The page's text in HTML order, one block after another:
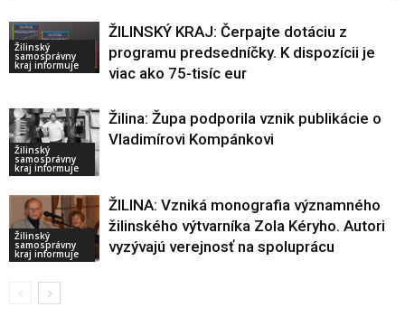
Žilinský
samosprávny
kraj informuje
ŽILINSKÝ KRAJ: Čerpajte dotáciu z
programu predsedníčky. K dispozícii je
viac ako 75-tisíc eur
Žilinský
samosprávny
kraj informuje
Žilina: Župa podporila vznik publikácie o
Vladimírovi Kompánkovi
Žilinský
samosprávny
kraj informuje
ŽILINA: Vzniká monografia významného
žilinského výtvarníka Zola Kéryho. Autori
vyzývajú verejnosť na spoluprácu